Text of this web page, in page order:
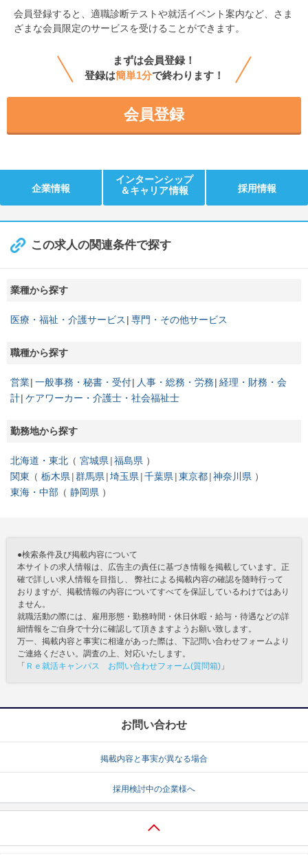
会員登録すると、 適職診断テストや就活イベント案内など、さま
ざまな会員限定のサービスを受けることができます。
まずは会員登録！
登録は簡単1分で終わります！
会員登録
企業情報
インターンシップ
＆キャリア情報
採用情報
この求人の関連条件で探す
業種から探す
医療・福祉・介護サービス 専門・その他サービス
職種から探す
営業 一般事務・秘書・受付 人事・総務・労務 経理・財務・会
計 ケアワーカー・介護士・社会福祉士
勤務地から探す
北海道・東北 宮城県 福島県
関東
栃木県 群馬県 埼玉県 千葉県 東京都 神奈川県
東海・中部
静岡県
●検索条件及び掲載内容について
本サイトの求人情報は、広告主の責任に基づき情報を掲載しています。正
確で詳しい求人情報を目指し、 弊社による掲載内容の確認を随時行って
おりますが、掲載情報の内容についてすべてを保証しているわけではあり
ません。
就職活動の際には、雇用形態・勤務時間・休日休暇・給与・待遇などの詳
細情報をご自身で十分に確認して頂きますようお願い致します。
万一、掲載内容と事実に相違があった際は、下記問い合わせフォームより
ご連絡ください。調査の上、対応いたします。
「 Ｒｅ就活キャンパス お問い合わせフォーム(質問箱) 」
お問い合わせ
掲載内容と事実が異なる場合
採用検討中の企業様へ